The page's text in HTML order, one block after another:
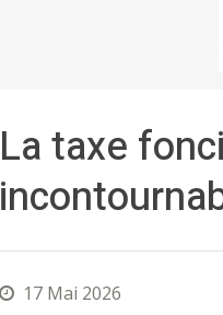
La taxe
17 Mai 2026